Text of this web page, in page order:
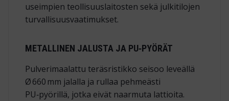
useimpien teollisuuslaitosten sekä julkitilojen
turvallisuus­vaatimukset.
METALLINEN JALUSTA JA PU‑PYÖRÄT
Pulverimaalattu teräsristikko seisoo leveällä
Ø 660 mm jalalla ja rullaa pehmeästi
PU‑pyörillä, jotka eivät naarmuta lattioita.